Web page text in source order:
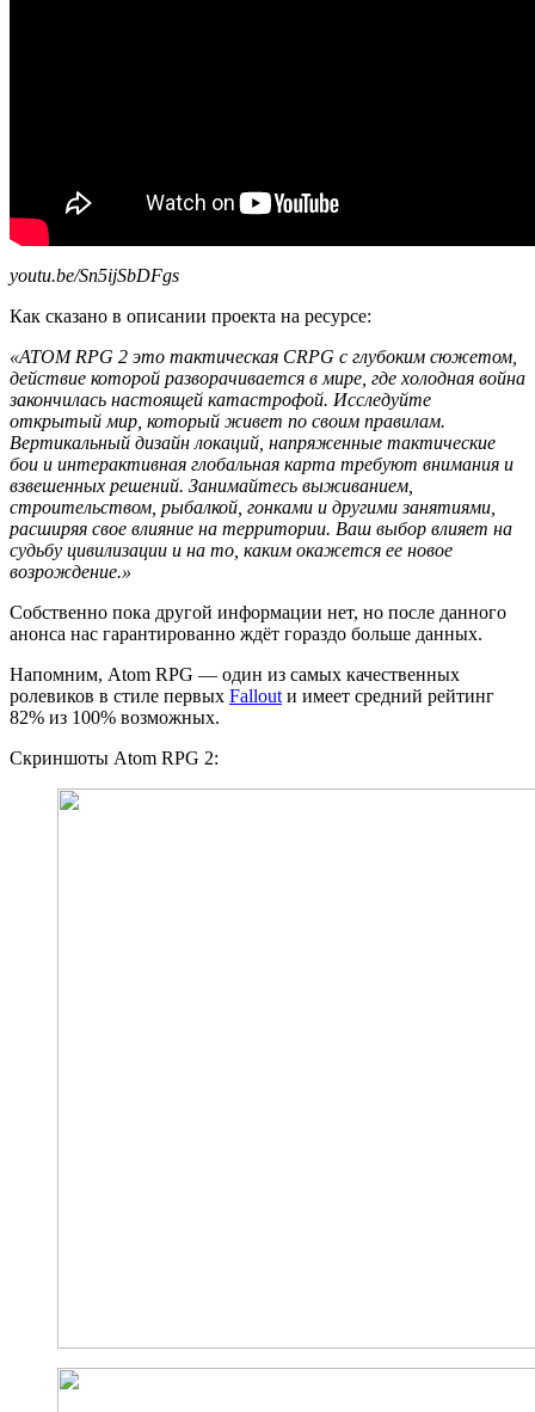
youtu.be/Sn5ijSbDFgs
Как сказано в описании проекта на ресурсе:
«ATOM RPG 2 это тактическая CRPG с глубоким сюжетом,
действие которой разворачивается в мире, где холодная война
закончилась настоящей катастрофой. Исследуйте
открытый мир, который живет по своим правилам.
Вертикальный дизайн локаций, напряженные тактические
бои и интерактивная глобальная карта требуют внимания и
взвешенных решений. Занимайтесь выживанием,
строительством, рыбалкой, гонками и другими занятиями,
расширяя свое влияние на территории. Ваш выбор влияет на
судьбу цивилизации и на то, каким окажется ее новое
возрождение.»
Собственно пока другой информации нет, но после данного
анонса нас гарантированно ждёт гораздо больше данных.
Напомним, Atom RPG — один из самых качественных
ролевиков в стиле первых Fallout и имеет средний рейтинг
82% из 100% возможных.
Скриншоты Atom RPG 2: